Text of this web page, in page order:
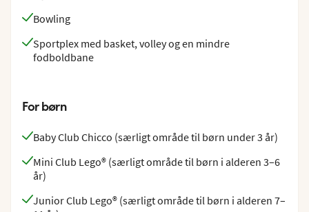
Bowling
Sportplex med basket, volley og en mindre
fodboldbane
For børn
Baby Club Chicco (særligt område til børn under 3 år)
Mini Club Lego® (særligt område til børn i alderen 3–6
år)
Junior Club Lego® (særligt område til børn i alderen 7–